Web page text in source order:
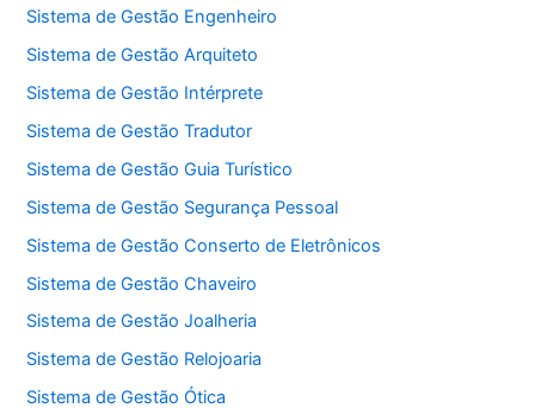
Sistema de Gestão Engenheiro
Sistema de Gestão Arquiteto
Sistema de Gestão Intérprete
Sistema de Gestão Tradutor
Sistema de Gestão Guia Turístico
Sistema de Gestão Segurança Pessoal
Sistema de Gestão Conserto de Eletrônicos
Sistema de Gestão Chaveiro
Sistema de Gestão Joalheria
Sistema de Gestão Relojoaria
Sistema de Gestão Ótica